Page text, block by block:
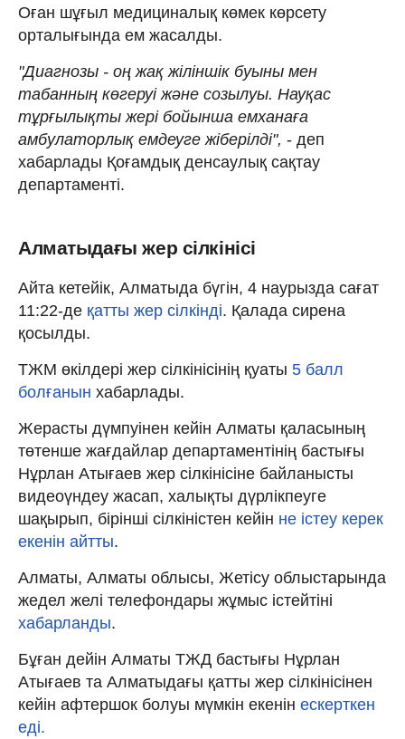
Оған шұғыл медициналық көмек көрсету
орталығында ем жасалды.
"Диагнозы - оң жақ жіліншік буыны мен
табанның көгеруі және созылуы. Науқас
тұрғылықты жері бойынша емханаға
амбулаторлық емдеуге жіберілді", - деп
хабарлады Қоғамдық денсаулық сақтау
департаменті.
Алматыдағы жер сілкінісі
Айта кетейік, Алматыда бүгін, 4 наурызда сағат
11:22-де қатты жер сілкінді. Қалада сирена
қосылды.
ТЖМ өкілдері жер сілкінісінің қуаты 5 балл
болғанын хабарлады.
Жерасты дүмпуінен кейін Алматы қаласының
төтенше жағдайлар департаментінің бастығы
Нұрлан Атығаев жер сілкінісіне байланысты
видеоүндеу жасап, халықты дүрлікпеуге
шақырып, бірінші сілкіністен кейін не істеу керек
екенін айтты.
Алматы, Алматы облысы, Жетісу облыстарында
жедел желі телефондары жұмыс істейтіні
хабарланды.
Бұған дейін Алматы ТЖД бастығы Нұрлан
Атығаев та Алматыдағы қатты жер сілкінісінен
кейін афтершок болуы мүмкін екенін ескерткен
еді.